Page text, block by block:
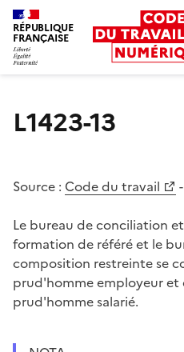
RÉPUBLIQUE
FRANÇAISE
L1423-13
Source : Code du travail
Le bureau de conciliation
formation de référé et le
composition restreinte se
prud'homme employeur et
prud'homme salarié.